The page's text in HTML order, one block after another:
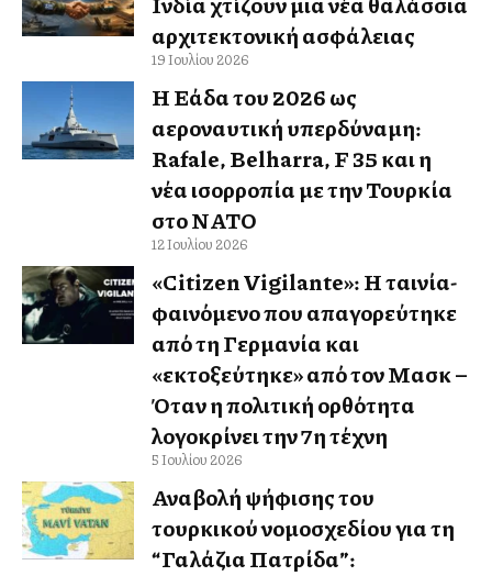
αρχιτεκτονική ασφάλειας
19 Ιουλίου 2026
Η Ελλάδα του 2026 ως
αεροναυτική υπερδύναμη:
Rafale, Belharra, F 35 και η
νέα ισορροπία με την Τουρκία
στο ΝΑΤΟ
12 Ιουλίου 2026
«Citizen Vigilante»: Η ταινία-
φαινόμενο που απαγορεύτηκε
από τη Γερμανία και
«εκτοξεύτηκε» από τον Μασκ –
Όταν η πολιτική ορθότητα
λογοκρίνει την 7η τέχνη
5 Ιουλίου 2026
Αναβολή ψήφισης του
τουρκικού νομοσχεδίου για τη
“Γαλάζια Πατρίδα”: